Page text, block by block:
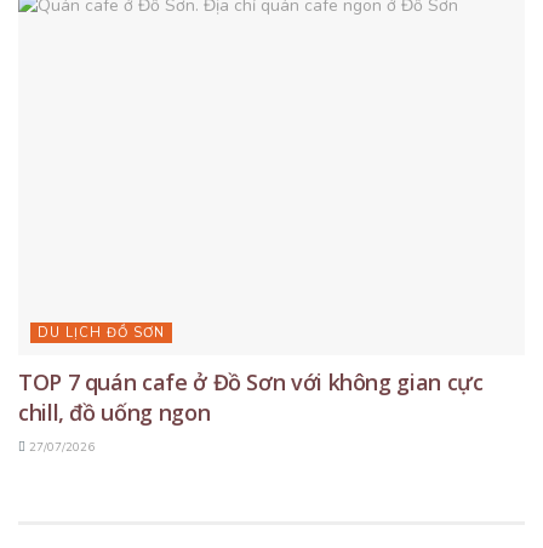
DU LỊCH ĐỒ SƠN
TOP 7 quán cafe ở Đồ Sơn với không gian cực
chill, đồ uống ngon
27/07/2026